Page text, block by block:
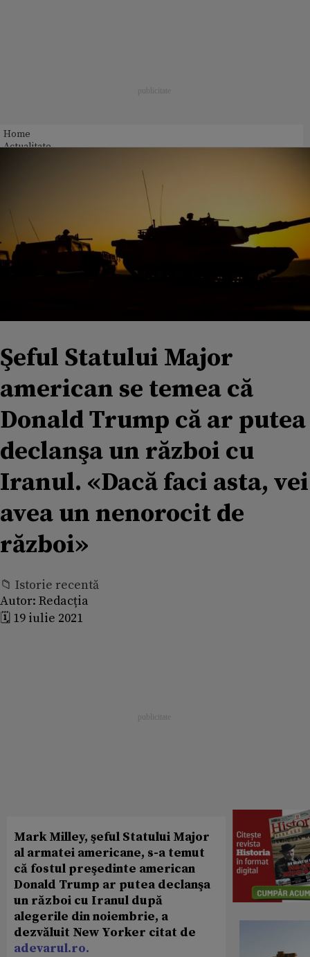
Home
Actualitate
Şeful Statului Major
american se temea că
Donald Trump că ar putea
declanşa un război cu
Iranul. «Dacă faci asta, vei
avea un nenorocit de
război»
📁 Istorie recentă
Autor: Redacția
🗓️ 19 iulie 2021
Mark Milley, şeful Statului Major
al armatei americane, s-a temut
că fostul preşedinte american
Donald Trump ar putea declanşa
un război cu Iranul după
alegerile din noiembrie, a
dezvăluit New Yorker citat de
adevarul.ro.